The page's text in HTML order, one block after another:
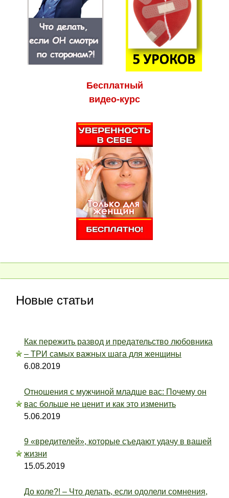
Бесплатный
видео-курс
Новые статьи
Как пережить развод и предательство любовника
– ТРИ самых важных шага для женщины
6.08.2019
Отношения с мужчиной младше вас: Почему он
вас больше не ценит и как это изменить
5.06.2019
9 «вредителей», которые съедают удачу в вашей
жизни
15.05.2019
До коле?! – Что делать, если одолели сомнения,